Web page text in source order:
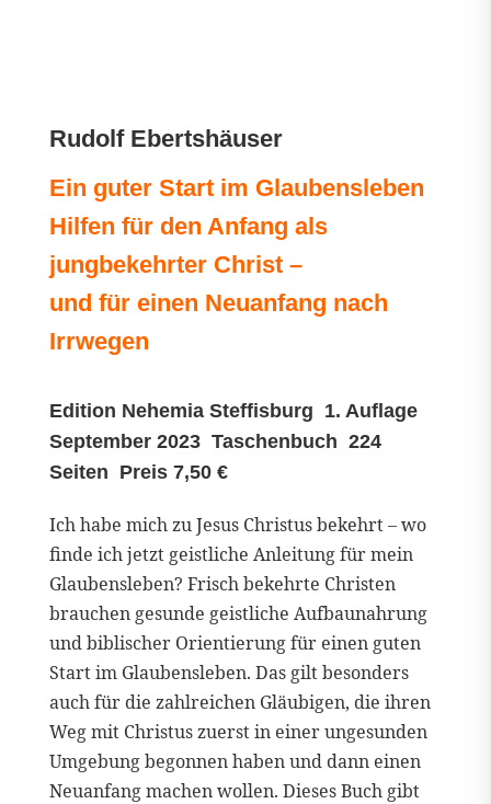
Rudolf Ebertshäuser
Ein guter Start im Glaubensleben
Hilfen für den Anfang als
jungbekehrter Christ –
und für einen Neuanfang nach
Irrwegen
Edition Nehemia Steffisburg 1. Auflage
September 2023 Taschenbuch 224
Seiten Preis 7,50 €
Ich habe mich zu Jesus Christus bekehrt – wo
finde ich jetzt geistliche Anleitung für mein
Glaubensleben? Frisch bekehrte Christen
brauchen gesunde geistliche Aufbaunahrung
und biblischer Orientierung für einen guten
Start im Glaubensleben. Das gilt besonders
auch für die zahlreichen Gläubigen, die ihren
Weg mit Christus zuerst in einer ungesunden
Umgebung begonnen haben und dann einen
Neuanfang machen wollen. Dieses Buch gibt